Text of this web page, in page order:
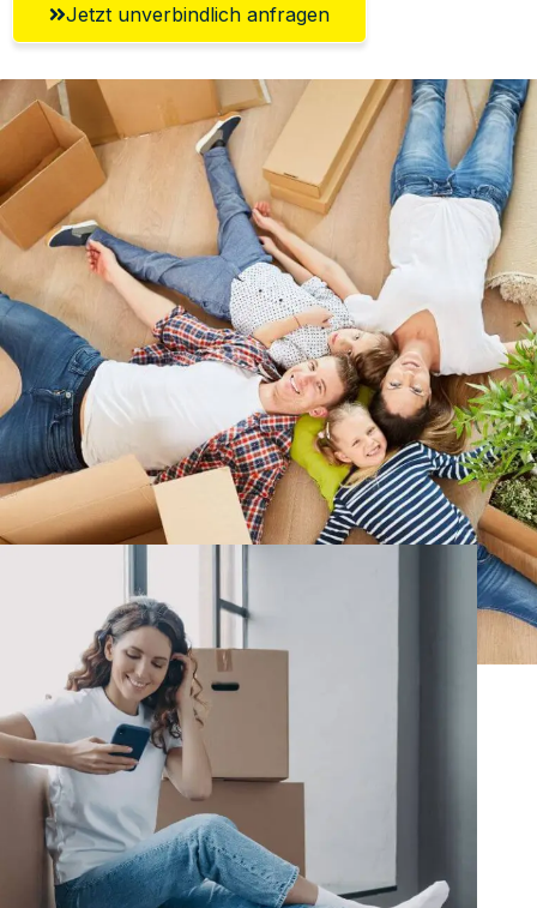
Jetzt unverbindlich anfragen